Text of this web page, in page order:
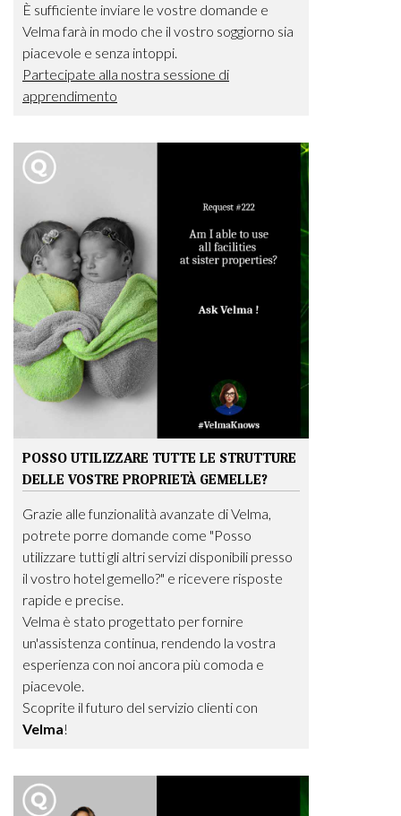
È sufficiente inviare le vostre domande e
Velma farà in modo che il vostro soggiorno sia
piacevole e senza intoppi.
Partecipate alla nostra sessione di
apprendimento
POSSO UTILIZZARE TUTTE LE STRUTTURE
DELLE VOSTRE PROPRIETÀ GEMELLE?
Grazie alle funzionalità avanzate di Velma,
potrete porre domande come "Posso
utilizzare tutti gli altri servizi disponibili presso
il vostro hotel gemello?" e ricevere risposte
rapide e precise.
Velma è stato progettato per fornire
un'assistenza continua, rendendo la vostra
esperienza con noi ancora più comoda e
piacevole.
Scoprite il futuro del servizio clienti con
Velma!